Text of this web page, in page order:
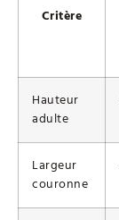
Critère
Hauteur
adulte
Largeur
couronne